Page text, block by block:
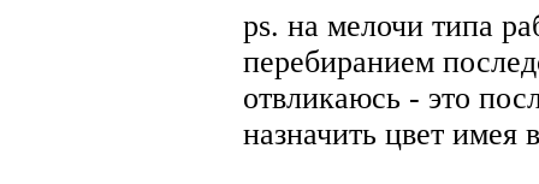
ps. на мелочи типа
перебиранием
отвликаюсь - это
назначить цвет имея